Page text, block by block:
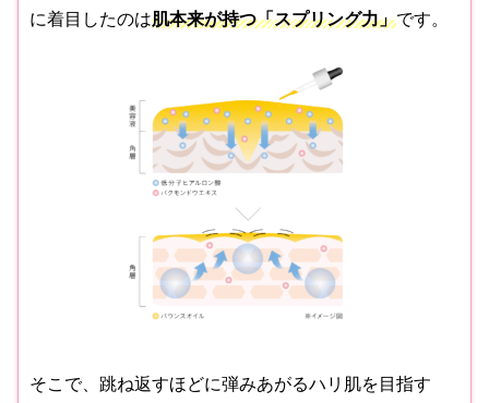
に着目したのは肌本来が持つ「スプリング力」です。
そこで、跳ね返すほどに弾みあがるハリ肌を目指す